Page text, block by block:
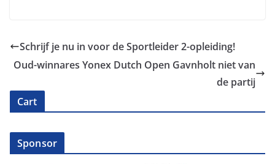
Schrijf je nu in voor de Sportleider 2-opleiding!
Oud-winnares Yonex Dutch Open Gavnholt niet van
de partij
Cart
Sponsor